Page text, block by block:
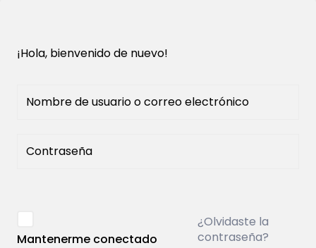
¡Hola, bienvenido de nuevo!
Mantenerme conectado
¿Olvidaste la
contraseña?